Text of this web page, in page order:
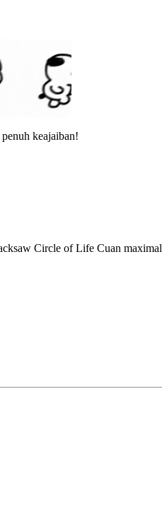
keajaiban!
Circle of Life Cuan maximal